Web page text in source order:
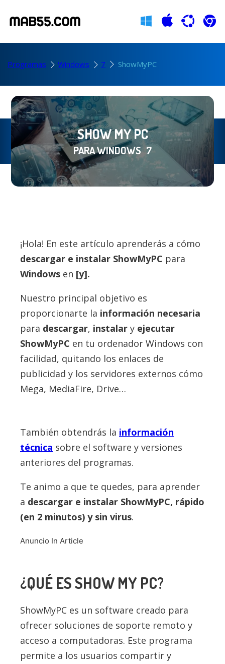
Programas Windows 7 ShowMyPC
SHOW MY PC
PARA WINDOWS 7
¡Hola! En este artículo aprenderás a cómo
descargar e instalar ShowMyPC para
Windows en [y].
Nuestro principal objetivo es
proporcionarte la información necesaria
para descargar, instalar y ejecutar
ShowMyPC en tu ordenador Windows con
facilidad, quitando los enlaces de
publicidad y los servidores externos cómo
Mega, MediaFire, Drive…
También obtendrás la información
técnica sobre el software y versiones
anteriores del programas.
Te animo a que te quedes, para aprender
a descargar e instalar ShowMyPC, rápido
(en 2 minutos) y sin virus.
Anuncio In Article
¿QUÉ ES SHOW MY PC?
ShowMyPC es un software creado para
ofrecer soluciones de soporte remoto y
acceso a computadoras. Este programa
permite a los usuarios compartir y